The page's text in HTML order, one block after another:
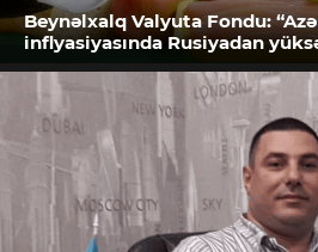
Beynəlxalq Valyuta Fondu:
inflyasiyasında Rusiyadan